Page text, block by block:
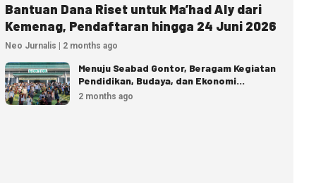
Bantuan Dana Riset untuk Ma’had Aly dari
Kemenag, Pendaftaran hingga 24 Juni 2026
Neo Jurnalis | 2 months ago
Menuju Seabad Gontor, Beragam Kegiatan
Pendidikan, Budaya, dan Ekonomi
Disiapkan
2 months ago